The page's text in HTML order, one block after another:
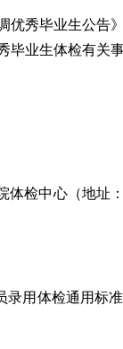
优秀毕业生公告
毕业生体检有关
体检中心（地址
录用体检通用